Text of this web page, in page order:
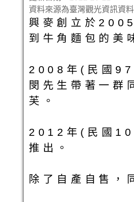
資料來源為臺灣觀光資訊資
興麥創立於
到牛角麵包的美
2008年(民國97
閔先生帶著一群
芙。
2012年(民國
推出。
除了自產自售，